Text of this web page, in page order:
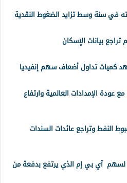
في سنة وسط تزايد الضغوط النقدية
تراجع بيانات الإسكان
تداول أضعاف سهم إنفيديا
أسعار النفط بأكثر من 4% مع عودة الإمدادات العالمية وارتفاع
النفط وتراجع عائدات السندات
لسهم آي بي إم الذي يرتفع بدفعة من